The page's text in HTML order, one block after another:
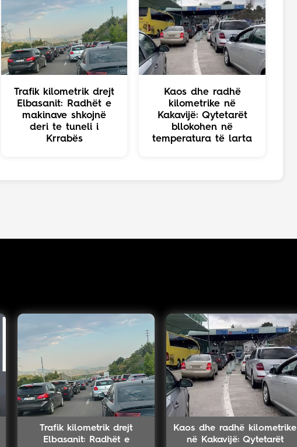
Trafik kilometrik drejt
Elbasanit: Radhët e
makinave shkojnë
deri te tuneli i
Krrabës
Kaos dhe radhë
kilometrike në
Kakavijë: Qytetarët
bllokohen në
temperatura të larta
Trafik kilometrik drejt
Elbasanit: Radhët e
Kaos dhe radhë kilometrike
në Kakavijë: Qytetarët